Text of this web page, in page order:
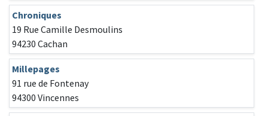
Chroniques
19 Rue Camille Desmoulins
94230 Cachan
Millepages
91 rue de Fontenay
94300 Vincennes